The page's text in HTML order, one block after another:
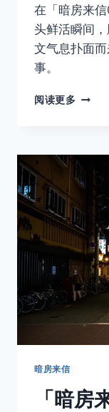
在「暗房来
头鲜活瞬间
文气息扑面
事。
阅读更多 「暗
054」
们
如
鲜
活
暗房来信
「暗房